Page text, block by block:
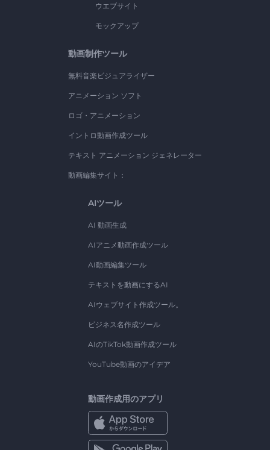
ウエブサイト
モックアップ
動画制作ツール
無料音楽ビジュアライザー
アニメーション ソフト
ロゴ・アニメーション
イントロ動画作成ツール
テキスト アニメーション ジェネレーター
動画編集サイト：
AIツール
AI 動画生成
AIアニメ動画作成ツール
AI動画編集ツール
テキストを動画にするAI
AIウェブサイト作成ツール。
ビジネス名作成ツール
AIのTikTok動画作成ツール
YouTube動画のアイデア
動画作成用のアプリ